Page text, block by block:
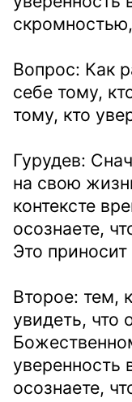
Вопрос: Как
себе тому,
тому, кто
Гурудев:
на свою
контексте
осознаете,
Это
Второе: тем,
увидеть, что
уверенность
осознаете,